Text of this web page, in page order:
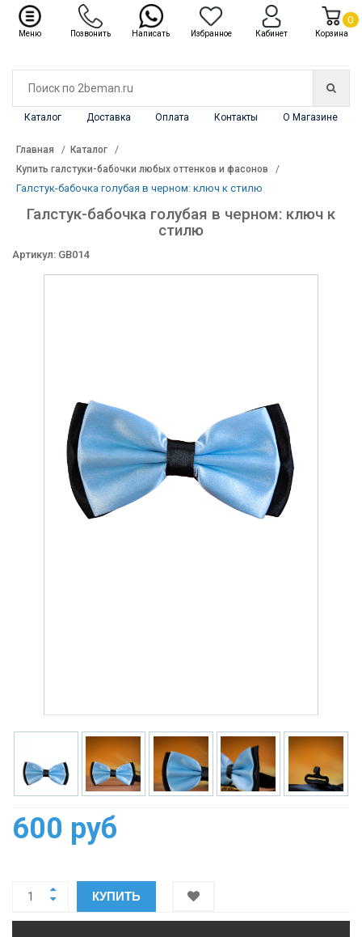
Каталог Доставка Оплата Контакты О Магазине
Каталог ✖
Главная
Каталог
Купить галстуки-бабочки любых оттенков и фасонов
Галстук-бабочка голубая в черном: ключ к стилю
Галстук-бабочка голубая в черном: ключ к
стилю
Артикул: GB014
600 руб
КУПИТЬ
Меню Позвонить Написать Избранное Кабинет Корзина
0